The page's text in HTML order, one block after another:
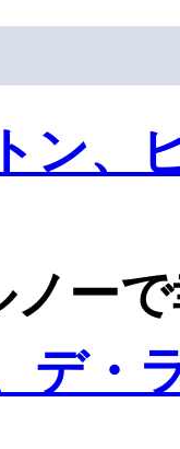
ン、
ノー
デ・